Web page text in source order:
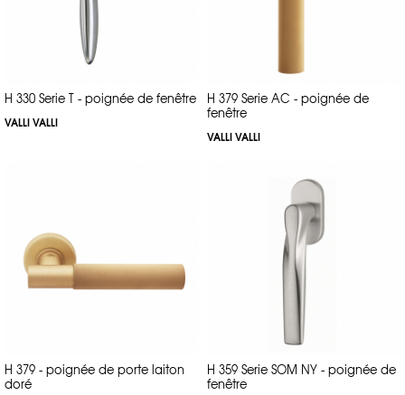
H 330 Serie T - poignée de fenêtre
VALLI VALLI
H 379 Serie AC - poignée de
fenêtre
VALLI VALLI
H 379 - poignée de porte laiton
doré
H 359 Serie SOM NY - poignée de
fenêtre